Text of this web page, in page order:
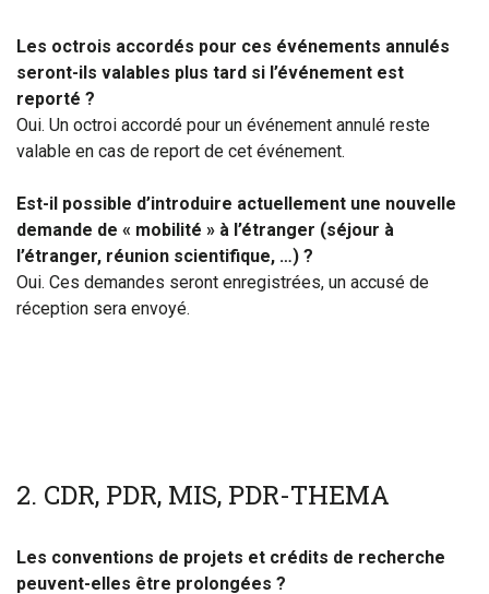
Les octrois accordés pour ces événements annulés
seront-ils valables plus tard si l’événement est
reporté ?
Oui. Un octroi accordé pour un événement annulé reste
valable en cas de report de cet événement.
Est-il possible d’introduire actuellement une nouvelle
demande de « mobilité » à l’étranger (séjour à
l’étranger, réunion scientifique, …) ?
Oui. Ces demandes seront enregistrées, un accusé de
réception sera envoyé.
2. CDR, PDR, MIS, PDR-THEMA
Les conventions de projets et crédits de recherche
peuvent-elles être prolongées ?